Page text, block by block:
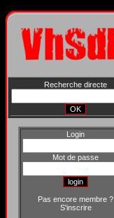
Recherche directe
Login
Mot de passe
Pas encore membre ?
S'inscrire